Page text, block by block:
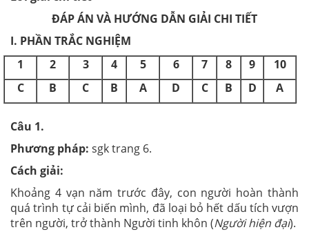
ĐÁP ÁN VÀ HƯỚNG DẪN GIẢI CHI TIẾT
I. PHẦN TRẮC NGHIỆM
1
2 3 4 5 6 7 8 9
10
C
B C B A D C B D A
Câu 1.
Phương pháp: sgk trang 6.
Cách giải:
Khoảng 4 vạn năm trước đây, con người hoàn thành
quá trình tự cải biến mình, đã loại bỏ hết dấu tích vượn
trên người, trở thành Người tinh khôn (Người hiện đại).